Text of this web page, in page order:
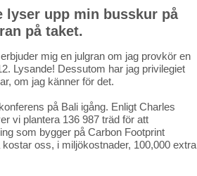
lyser upp min busskur på
på taket.
mig en julgran om jag provkör en
Lysande! Dessutom har jag privilegiet
om jag känner för det.
på Bali igång. Enligt Charles
vi plantera 136 987 träd för att
som bygger på Carbon Footprint
oss, i miljökostnader, 100,000 extra